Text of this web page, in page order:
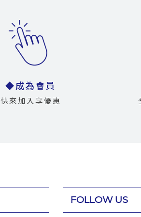
◆成為會員
快來加入享優惠
FOLLOW US